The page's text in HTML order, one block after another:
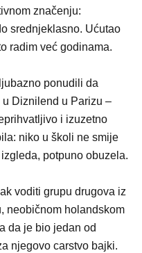
značenju:
srednjeklasno. Ućutao
radim već godinama.
ponudili da
Diznilend u Parizu –
i izuzetno
niko u školi ne smije
potpuno obuzela.
voditi grupu drugova iz
neobičnom holandskom
da je bio jedan od
njegovo carstvo bajki.